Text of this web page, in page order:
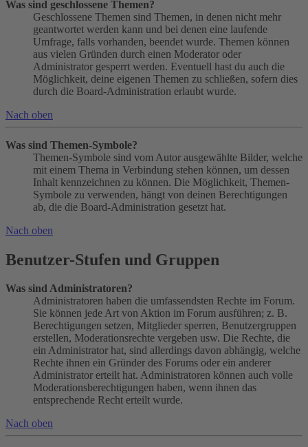
Was sind geschlossene Themen?
Geschlossene Themen sind Themen, in denen nicht mehr
geantwortet werden kann und bei denen eine laufende
Umfrage, falls vorhanden, beendet wurde. Themen können
aus vielen Gründen durch einen Moderator oder
Administrator gesperrt werden. Eventuell hast du auch die
Möglichkeit, deine eigenen Themen zu schließen, sofern dies
durch die Board-Administration erlaubt wurde.
Nach oben
Was sind Themen-Symbole?
Themen-Symbole sind vom Autor ausgewählte Bilder, welche
mit einem Thema in Verbindung stehen können, um dessen
Inhalt kennzeichnen zu können. Die Möglichkeit, Themen-
Symbole zu verwenden, hängt von deinen Berechtigungen
ab, die die Board-Administration gesetzt hat.
Nach oben
Benutzer-Stufen und Gruppen
Was sind Administratoren?
Administratoren haben die umfassendsten Rechte im Forum.
Sie können jede Art von Aktion im Forum ausführen; z. B.
Berechtigungen setzen, Mitglieder sperren, Benutzergruppen
erstellen, Moderationsrechte vergeben usw. Die Rechte, die
ein Administrator hat, sind allerdings davon abhängig, welche
Rechte ihnen ein Gründer des Forums oder ein anderer
Administrator erteilt hat. Administratoren können auch volle
Moderationsberechtigungen haben, wenn ihnen das
entsprechende Recht erteilt wurde.
Nach oben